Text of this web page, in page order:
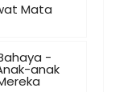
Mata
-
anak